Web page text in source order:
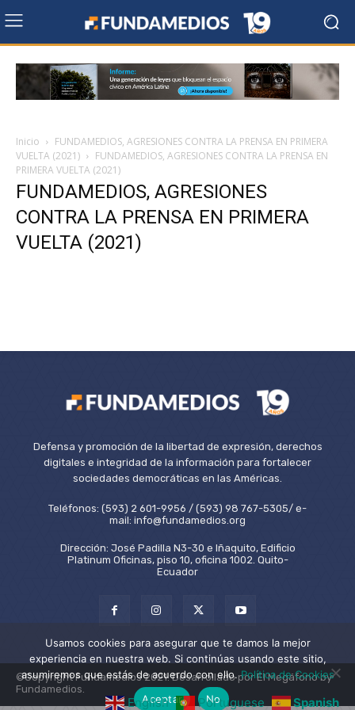
Inicio
FUNDAMEDIOS, AGRESIONES CONTRA LA PRENSA EN PRIMERA
VUELTA (2021)
FUNDAMEDIOS, AGRESIONES CONTRA LA PRENSA EN
PRIMERA VUELTA (2021)
FUNDAMEDIOS, AGRESIONES
CONTRA LA PRENSA EN PRIMERA
VUELTA (2021)
Defensa y promoción de la libertad de expresión, derechos
digitales e integridad de la información para fortalecer
sociedades democráticas en las Américas.
Teléfonos: (593) 2 601-9956 / (593) 98 767-5305/ e-
mail: info@fundamedios.org
Dirección: José Padilla N3-30 e Iñaquito, Edificio
Platinum Oficinas, piso 10, oficina 1002. Quito-
Ecuador
©Copyright Fundamedios 2021. Desarrollado por El Megáfono by
Fundamedios.
English Portuguese Spanish
Usamos cookies para asegurar que te damos la mejor
experiencia en nuestra web. Si continúas usando este sitio,
asumiremos que estás de acuerdo con ello.Política de Cookies
Aceptar
No